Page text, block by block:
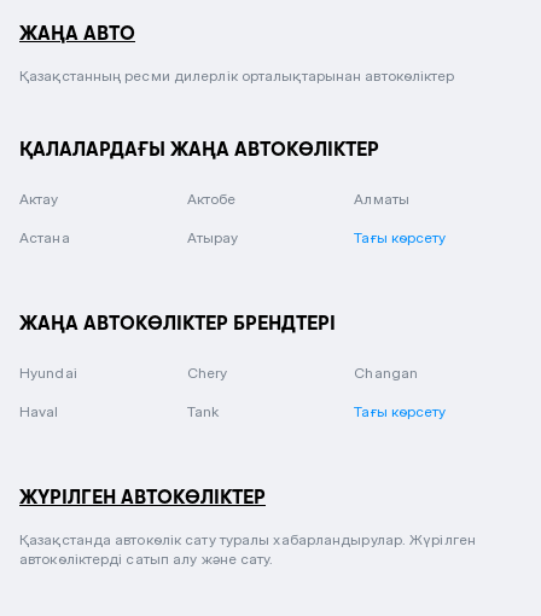
ЖАҢА АВТО
Қазақстанның ресми дилерлік орталықтарынан автокөліктер
ҚАЛАЛАРДАҒЫ ЖАҢА АВТОКӨЛІКТЕР
Актау Актобе Алматы
Астана Атырау Тағы көрсету
ЖАҢА АВТОКӨЛІКТЕР БРЕНДТЕРІ
Hyundai Chery Changan
Haval Tank Тағы көрсету
ЖҮРІЛГЕН АВТОКӨЛІКТЕР
Қазақстанда автокөлік сату туралы хабарландырулар. Жүрілген
автокөліктерді сатып алу және сату.